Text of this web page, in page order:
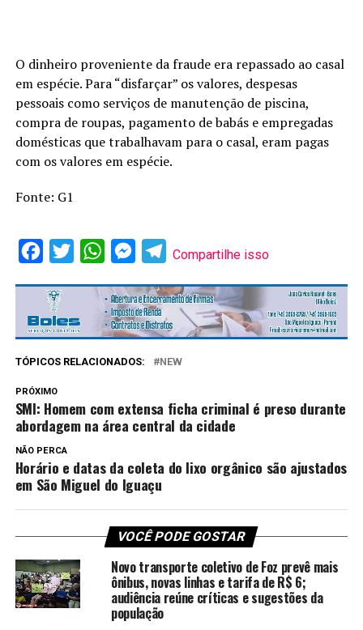
O dinheiro proveniente da fraude era repassado ao casal
em espécie. Para “disfarçar” os valores, despesas
pessoais como serviços de manutenção de piscina,
compra de roupas, pagamento de babás e empregadas
domésticas que trabalhavam para o casal, eram pagas
com os valores em espécie.
Fonte: G1
Facebook
Twitter WhatsAppMessenger
Telegram
Compartilhe isso
TÓPICOS RELACIONADOS: NEW
PRÓXIMO
SMI: Homem com extensa ficha criminal é preso durante
abordagem na área central da cidade
NÃO PERCA
Horário e datas da coleta do lixo orgânico são ajustados
em São Miguel do Iguaçu
VOCÊ PODE GOSTAR
Novo transporte coletivo de Foz prevê mais
ônibus, novas linhas e tarifa de R$ 6;
audiência reúne críticas e sugestões da
população